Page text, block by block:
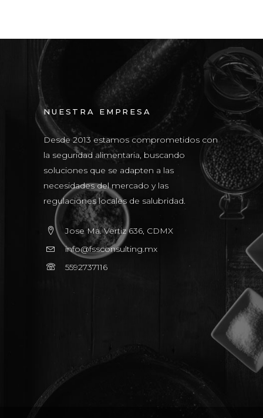
NUESTRA EMPRESA
Desde 2013 estamos comprometidos con
la seguridad alimentaria, buscando
soluciones que se adapten a las
necesidades del mercado y las
regulaciones locales de salubridad.
Jose Ma. Vertiz 636, CDMX
info@fssconsulting.mx
5592737116